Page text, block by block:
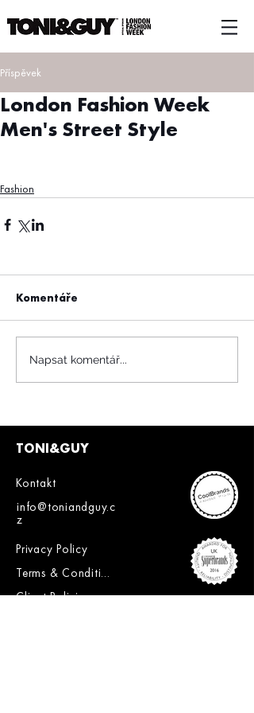
Příspěvek
London Fashion Week
Men's Street Style
Fashion
Komentáře
Napsat komentář...
TONI&GUY
Kontakt
info@toniandguy.c
z
Privacy Policy
Terms & Conditions
Client Policies